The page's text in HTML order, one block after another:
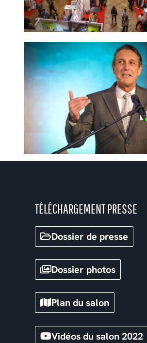
TÉLÉCHARGEMENT PRESSE
Dossier de presse
Dossier photos
Plan du salon
Vidéos du salon 2022